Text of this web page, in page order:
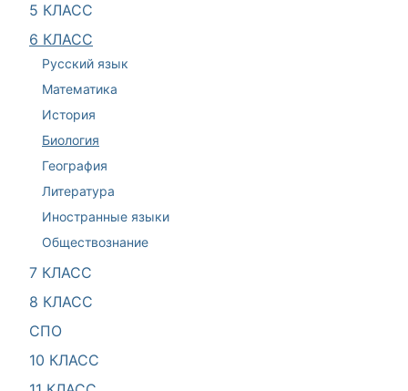
5 КЛАСС
6 КЛАСС
Русский язык
Математика
История
Биология
География
Литература
Иностранные языки
Обществознание
7 КЛАСС
8 КЛАСС
СПО
10 КЛАСС